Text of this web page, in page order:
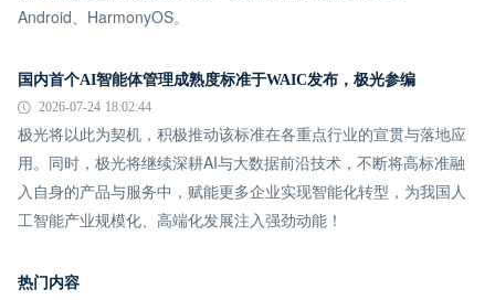
Android、HarmonyOS。
国内首个AI智能体管理成熟度标准于WAIC发布，极光参编
2026-07-24 18:02:44
极光将以此为契机，积极推动该标准在各重点行业的宣贯与落地应
用。同时，极光将继续深耕AI与大数据前沿技术，不断将高标准融
入自身的产品与服务中，赋能更多企业实现智能化转型，为我国人
工智能产业规模化、高端化发展注入强劲动能！
热门内容